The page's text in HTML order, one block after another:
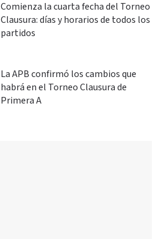
Comienza la cuarta fecha del Torneo
Clausura: días y horarios de todos los
partidos
La APB confirmó los cambios que
habrá en el Torneo Clausura de
Primera A